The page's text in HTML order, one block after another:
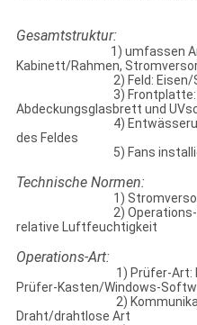
Gesamtstruktur:
1) umfassen
Kabinett/Rahmen,
2) Feld: Eisen/
3) Frontplatte:
Abdeckungsglasbrett und
4) Entwässerungs-
des Feldes
5) Fans installieren
Technische Normen:
1)
2) Operations-
relative Luftfeuchtigkeit
Operations-Art:
1) Prüfer-Art: Ir-
Prüfer-Kasten/Windows-
2)
Draht/drahtlose Art